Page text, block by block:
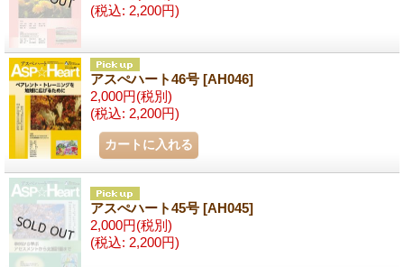
(税込: 2,200円)
アスぺハート46号 [AH046]
2,000円(税別)
(税込: 2,200円)
アスぺハート45号 [AH045]
2,000円(税別)
(税込: 2,200円)